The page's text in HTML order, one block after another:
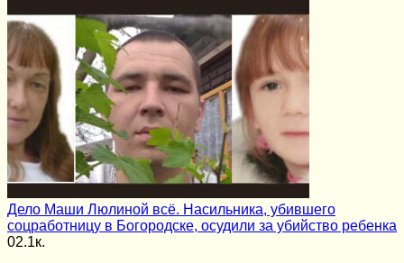
Дело Маши Люлиной всё. Насильника, убившего
соцработницу в Богородске, осудили за убийство ребенка
02.1к.